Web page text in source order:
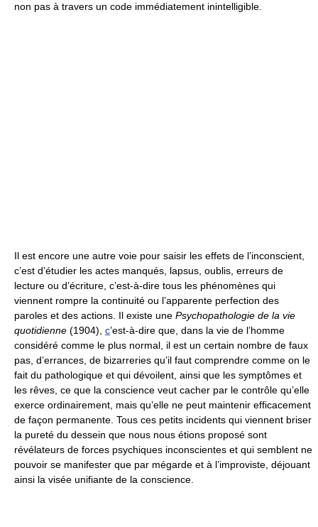
non pas à travers un code immédiatement inintelligible.
Il est encore une autre voie pour saisir les effets de l’inconscient,
c’est d’étudier les actes manqués, lapsus, oublis, erreurs de
lecture ou d’écriture, c’est-à-dire tous les phénomènes qui
viennent rompre la continuité ou l’apparente perfection des
paroles et des actions. Il existe une Psychopathologie de la vie
quotidienne (1904), c’est-à-dire que, dans la vie de l’homme
considéré comme le plus normal, il est un certain nombre de faux
pas, d’errances, de bizarreries qu’il faut comprendre comme on le
fait du pathologique et qui dévoilent, ainsi que les symptômes et
les rêves, ce que la conscience veut cacher par le contrôle qu’elle
exerce ordinairement, mais qu’elle ne peut maintenir efficacement
de façon permanente. Tous ces petits incidents qui viennent briser
la pureté du dessein que nous nous étions proposé sont
révélateurs de forces psychiques inconscientes et qui semblent ne
pouvoir se manifester que par mégarde et à l’improviste, déjouant
ainsi la visée unifiante de la conscience.